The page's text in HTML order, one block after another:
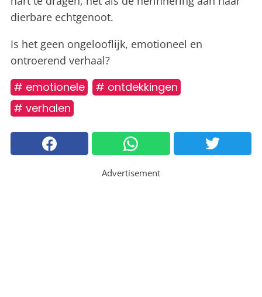
dierbare echtgenoot.
Is het geen ongelooflijk, emotioneel en
ontroerend verhaal?
# emotionele
# ontdekkingen
# verhalen
Advertisement